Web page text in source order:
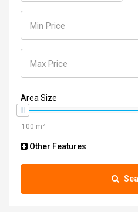
Min Price
Max Price
Area Size
Other Features